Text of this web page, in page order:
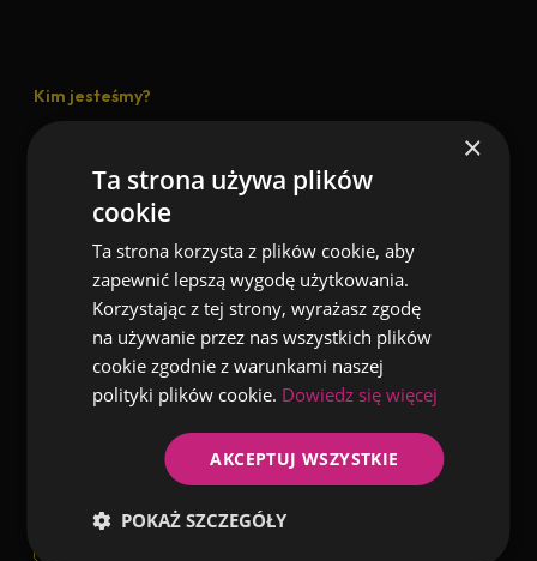
Kim jesteśmy?
Niepowtarzalność, nieprzeciętność, talent – to właśnie tego
poszukujemy w Alliance Art. Jesteśmy profesjonalną agencją
koncertową współpracującą z uzdolnionymi artystami z całej
dla nich koncerty na najbardziej prestiżowych scenach
muzycznych. Nasze projekty realizujemy nie tylko w kraju,
ale także za granicą. Niejednokrotnie cieszyliśmy się pełną
widownią na salach w Niemczech, Czechach, Słowacji, a
nawet w Zjednoczonych Emiratach Arabskich! Każde z tych
wydarzeń to wyjątkowe muzyczne doświadczenie, które na
długo zostaje w pamięci odbiorców.
Kontakt
×
Ta strona używa plików
cookie
Ta strona korzysta z plików cookie, aby
zapewnić lepszą wygodę użytkowania.
Korzystając z tej strony, wyrażasz zgodę
na używanie przez nas wszystkich plików
cookie zgodnie z warunkami naszej
polityki plików cookie. Dowiedz się więcej
AKCEPTUJ WSZYSTKIE
POKAŻ SZCZEGÓŁY